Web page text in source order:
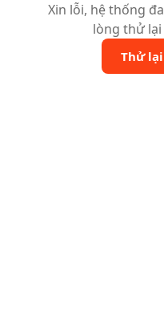
Xin lỗi, hệ thống
lòng thử lại
Thử lại